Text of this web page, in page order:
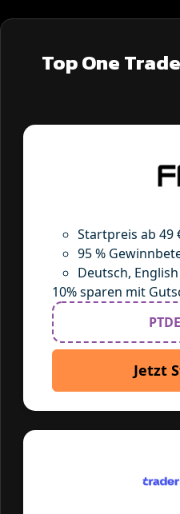
Top One
Startpreis ab 49
95 %
Deutsch, English
10% sparen mit
PTDE
Jetzt